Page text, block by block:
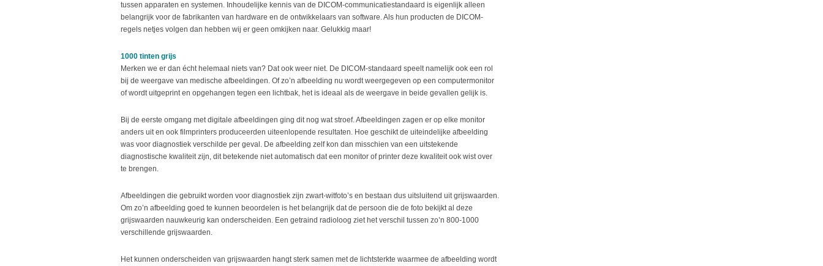
tussen apparaten en systemen. Inhoudelijke kennis van de DICOM-communicatiestandaard is eigenlijk alleen
belangrijk voor de fabrikanten van hardware en de ontwikkelaars van software. Als hun producten de DICOM-
regels netjes volgen dan hebben wij er geen omkijken naar. Gelukkig maar!
1000 tinten grijs
Merken we er dan écht helemaal niets van? Dat ook weer niet. De DICOM-standaard speelt namelijk ook een rol
bij de weergave van medische afbeeldingen. Of zo’n afbeelding nu wordt weergegeven op een computermonitor
of wordt uitgeprint en opgehangen tegen een lichtbak, het is ideaal als de weergave in beide gevallen gelijk is.
Bij de eerste omgang met digitale afbeeldingen ging dit nog wat stroef. Afbeeldingen zagen er op elke monitor
anders uit en ook filmprinters produceerden uiteenlopende resultaten. Hoe geschikt de uiteindelijke afbeelding
was voor diagnostiek verschilde per geval. De afbeelding zelf kon dan misschien van een uitstekende
diagnostische kwaliteit zijn, dit betekende niet automatisch dat een monitor of printer deze kwaliteit ook wist over
te brengen.
Afbeeldingen die gebruikt worden voor diagnostiek zijn zwart-witfoto’s en bestaan dus uitsluitend uit grijswaarden.
Om zo’n afbeelding goed te kunnen beoordelen is het belangrijk dat de persoon die de foto bekijkt al deze
grijswaarden nauwkeurig kan onderscheiden. Een getraind radioloog ziet het verschil tussen zo’n 800-1000
verschillende grijswaarden.
Het kunnen onderscheiden van grijswaarden hangt sterk samen met de lichtsterkte waarmee de afbeelding wordt